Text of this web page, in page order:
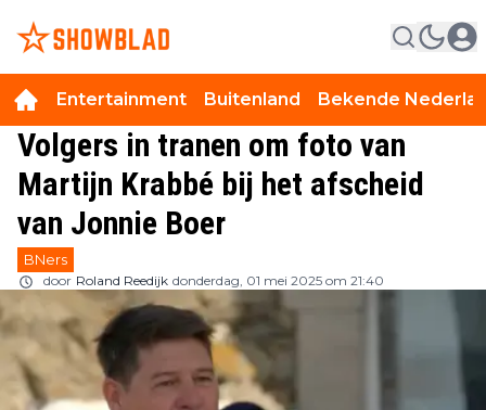
Entertainment Buitenland Bekende
Volgers in tranen om foto van
Martijn Krabbé bij het afscheid
van Jonnie Boer
BNers
door Roland Reedijk donderdag, 01 mei 2025 om 21:40